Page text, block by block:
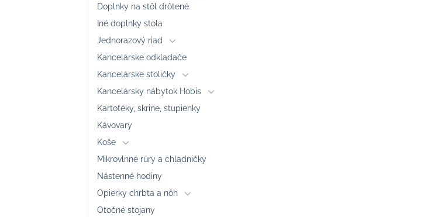
Doplnky na stôl drôtené
Iné doplnky stola
Jednorazový riad
Kancelárske odkladače
Kancelárske stoličky
Kancelársky nábytok Hobis
Kartotéky, skrine, stupienky
Kávovary
Koše
Mikrovlnné rúry a chladničky
Nástenné hodiny
Opierky chrbta a nôh
Otočné stojany